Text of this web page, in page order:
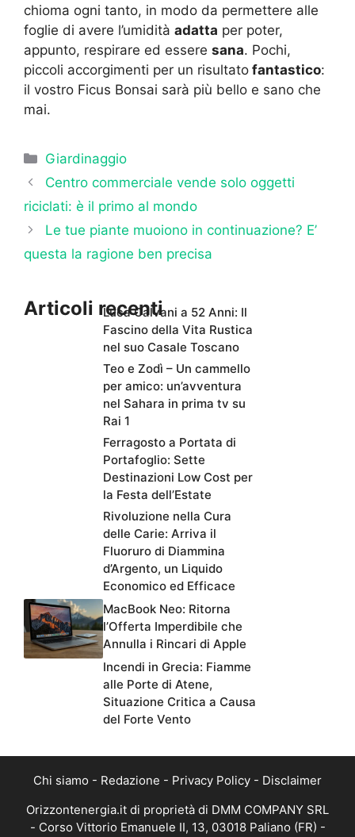
chioma ogni tanto, in modo da permettere alle
foglie di avere l’umidità adatta per poter,
appunto, respirare ed essere sana. Pochi,
piccoli accorgimenti per un risultato fantastico:
il vostro Ficus Bonsai sarà più bello e sano che
mai.
Categorie
Giardinaggio
Centro commerciale vende solo oggetti
riciclati: è il primo al mondo
Le tue piante muoiono in continuazione? E’
questa la ragione ben precisa
Articoli recentiLuca Calvani a 52 Anni: Il
Fascino della Vita Rustica
nel suo Casale Toscano
Teo e Zodì – Un cammello
per amico: un’avventura
nel Sahara in prima tv su
Rai 1
Ferragosto a Portata di
Portafoglio: Sette
Destinazioni Low Cost per
la Festa dell’Estate
Rivoluzione nella Cura
delle Carie: Arriva il
Fluoruro di Diammina
d’Argento, un Liquido
Economico ed Efficace
MacBook Neo: Ritorna
l’Offerta Imperdibile che
Annulla i Rincari di Apple
Incendi in Grecia: Fiamme
alle Porte di Atene,
Situazione Critica a Causa
del Forte Vento
Chi siamo - Redazione - Privacy Policy - Disclaimer
Orizzontenergia.it di proprietà di DMM COMPANY SRL
- Corso Vittorio Emanuele II, 13, 03018 Paliano (FR) -